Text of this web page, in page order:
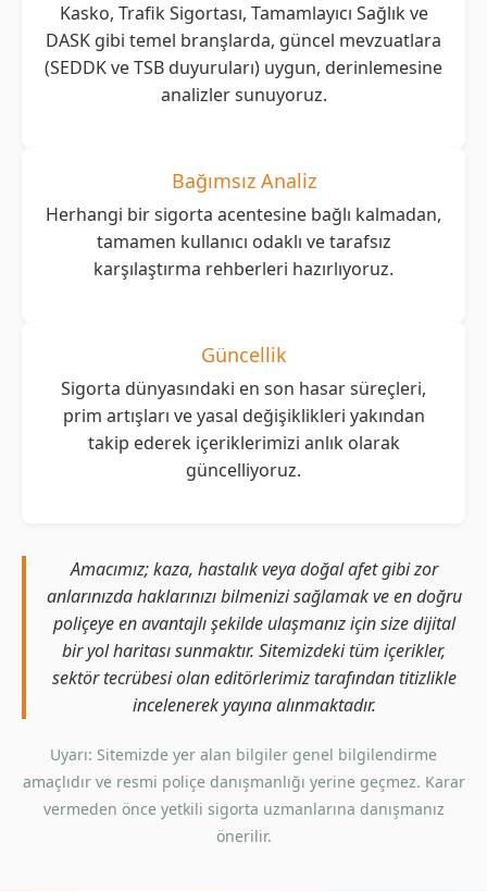
Kasko, Trafik Sigortası, Tamamlayıcı Sağlık ve
DASK gibi temel branşlarda, güncel mevzuatlara
(SEDDK ve TSB duyuruları) uygun, derinlemesine
analizler sunuyoruz.
Bağımsız Analiz
Herhangi bir sigorta acentesine bağlı kalmadan,
tamamen kullanıcı odaklı ve tarafsız
karşılaştırma rehberleri hazırlıyoruz.
Güncellik
Sigorta dünyasındaki en son hasar süreçleri,
prim artışları ve yasal değişiklikleri yakından
takip ederek içeriklerimizi anlık olarak
güncelliyoruz.
Amacımız; kaza, hastalık veya doğal afet gibi zor
anlarınızda haklarınızı bilmenizi sağlamak ve en doğru
poliçeye en avantajlı şekilde ulaşmanız için size dijital
bir yol haritası sunmaktır. Sitemizdeki tüm içerikler,
sektör tecrübesi olan editörlerimiz tarafından titizlikle
incelenerek yayına alınmaktadır.
Uyarı: Sitemizde yer alan bilgiler genel bilgilendirme
amaçlıdır ve resmi poliçe danışmanlığı yerine geçmez. Karar
vermeden önce yetkili sigorta uzmanlarına danışmanız
önerilir.